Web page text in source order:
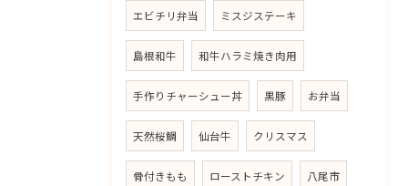
エビチリ弁当 ミスジステーキ
島根和牛 和牛ハラミ焼き肉用
手作りチャーシュー丼 黒豚 お弁当
天然桜鯛 仙台牛 クリスマス
骨付きもも ローストチキン 八尾市